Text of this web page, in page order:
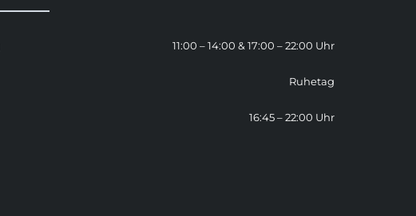
11:00 – 14:00 & 17:00 – 22:00 Uhr
Ruhetag
16:45 – 22:00 Uhr